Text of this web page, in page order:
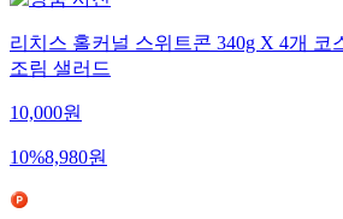
리치스 홀커널 스위트콘 340g X 4개 코
조림 샐러드
10,000원
10%8,980원